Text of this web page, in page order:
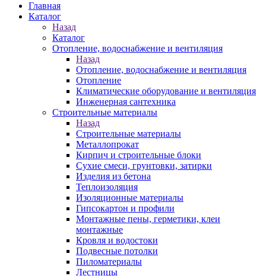
Главная
Каталог
Назад
Каталог
Отопление, водоснабжение и вентиляция
Назад
Отопление, водоснабжение и вентиляция
Отопление
Климатические оборудование и вентиляция
Инженерная сантехника
Строительные материалы
Назад
Строительные материалы
Металлопрокат
Кирпич и строительные блоки
Сухие смеси, грунтовки, затирки
Изделия из бетона
Теплоизоляция
Изоляционные материалы
Гипсокартон и профили
Монтажные пены, герметики, клеи
монтажные
Кровля и водостоки
Подвесные потолки
Пиломатериалы
Лестницы